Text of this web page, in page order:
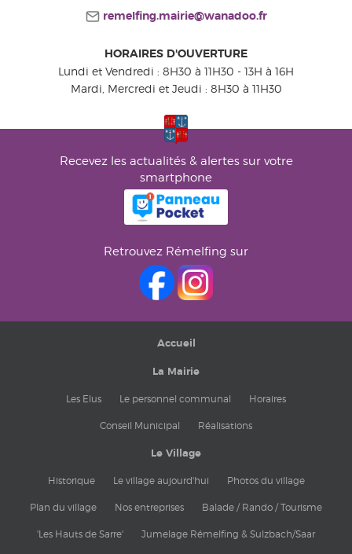
remelfing.mairie@wanadoo.fr
HORAIRES D'OUVERTURE
Lundi et Vendredi : 8H30 à 11H30 - 13H à 16H
Mardi, Mercredi et Jeudi : 8H30 à 11H30
Recevez les actualités & alertes sur votre
smartphone
Retrouvez Rémelfing sur
Accueil
La Mairie
Les Elus Le personnel communal Horaires
Conseil Municipal Réalisations
Le Village
Historique Le village aujourd'hui Photos du village
Plan du village Nos entreprises Balade / Rando / Tourisme
'Les Hauts de Sarre' Jumelage Rémelfing & Sulzbach/Saar